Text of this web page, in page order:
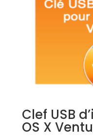
Clef USB
OS X